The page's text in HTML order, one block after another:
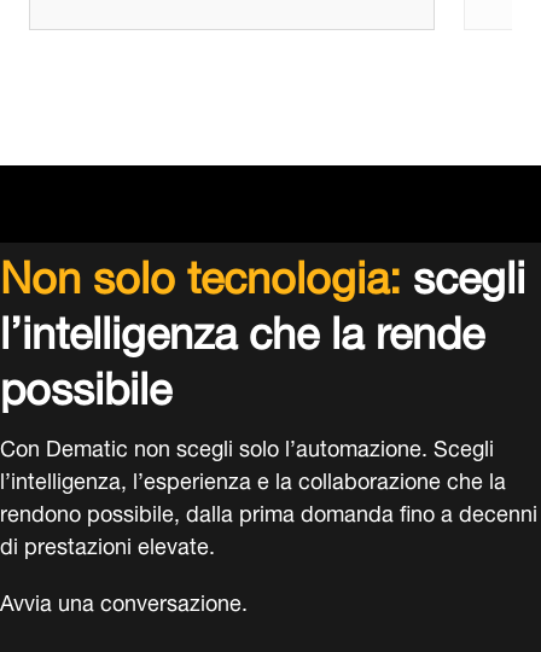
Non solo tecnologia:scegli
l’intelligenza che la rende
possibile
Con Dematic non scegli solo l’automazione. Scegli
l’intelligenza, l’esperienza e la collaborazione che la
rendono possibile, dalla prima domanda fino a decenni
di prestazioni elevate.
Avvia una conversazione.